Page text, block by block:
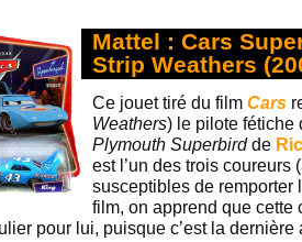
Mattel : Cars
Strip Weathers
Ce jouet tiré du film Cars
Weathers) le pilote fétiche
Plymouth Superbirdde
est l’un des trois coureurs
susceptibles de remporter
film, on apprend que cette
pour lui, puisque c’est la